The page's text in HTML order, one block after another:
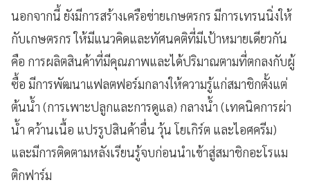
นอกจากนี้ ยังมีการสร้างเครือข่ายเกษตรกร มีการเทรนนิ่งให้
กับเกษตรกร ให้มีแนวคิดและทัศนคติที่มีเป้าหมายเดียวกัน
คือ การผลิตสินค้าที่มีคุณภาพและได้ปริมาณตามที่ตกลงกับผู้
ซื้อ มีการพัฒนาแฟลตฟอร์มกลางให้ความรู้แก่สมาชิกตั้งแต่
ต้นน้ำ (การเพาะปลูกและการดูแล) กลางน้ำ (เทคนิคการผ่า
น้ำ คว้านเนื้อ แปรรูปสินค้าอื่น วุ้น โยเกิร์ต และไอศครีม)
และมีการติดตามหลังเรียนรู้จบก่อนนำเข้าสู่สมาชิกอะโรแม
ติกฟาร์ม